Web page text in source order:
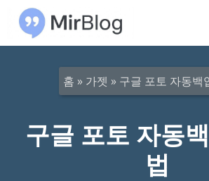
홈 » 가젯 » 구글 포토 자동백
구글 포토 자동
법